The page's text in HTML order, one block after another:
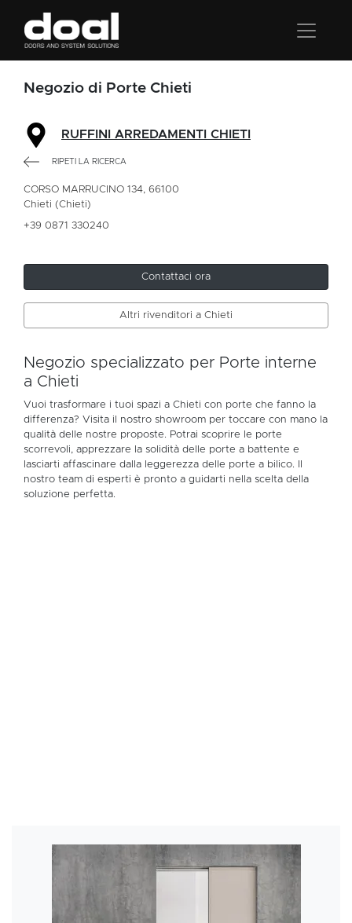
Negozio di Porte Chieti
RUFFINI ARREDAMENTI CHIETI
RIPETI LA RICERCA
CORSO MARRUCINO 134, 66100
Chieti (Chieti)
+39 0871 330240
Contattaci ora
Altri rivenditori a Chieti
Negozio specializzato per Porte interne
a Chieti
Vuoi trasformare i tuoi spazi a Chieti con porte che fanno la
differenza? Visita il nostro showroom per toccare con mano la
qualità delle nostre proposte. Potrai scoprire le porte
scorrevoli, apprezzare la solidità delle porte a battente e
lasciarti affascinare dalla leggerezza delle porte a bilico. Il
nostro team di esperti è pronto a guidarti nella scelta della
soluzione perfetta.